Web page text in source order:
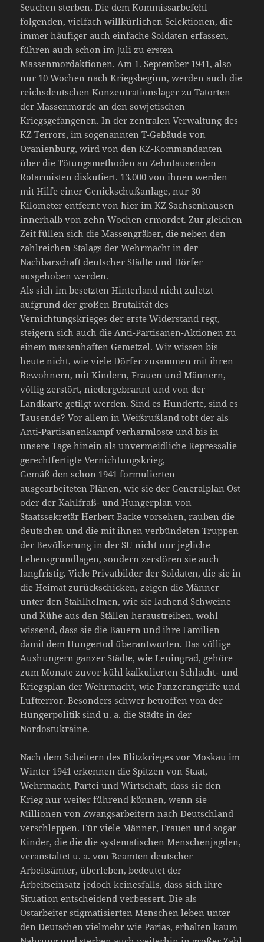
Seuchen sterben. Die dem Kommissarbefehl
folgenden, vielfach willkürlichen Selektionen, die
immer häufiger auch einfache Soldaten erfassen,
führen auch schon im Juli zu ersten
Massenmordaktionen. Am 1. September 1941, also
nur 10 Wochen nach Kriegsbeginn, werden auch die
reichsdeutschen Konzentrationslager zu Tatorten
der Massenmorde an den sowjetischen
Kriegsgefangenen. In der zentralen Verwaltung des
KZ Terrors, im sogenannten T-Gebäude von
Oranienburg, wird von den KZ-Kommandanten
über die Tötungsmethoden an Zehntausenden
Rotarmisten diskutiert. 13.000 von ihnen werden
mit Hilfe einer Genickschußanlage, nur 30
Kilometer entfernt von hier im KZ Sachsenhausen
innerhalb von zehn Wochen ermordet. Zur gleichen
Zeit füllen sich die Massengräber, die neben den
zahlreichen Stalags der Wehrmacht in der
Nachbarschaft deutscher Städte und Dörfer
ausgehoben werden.
Als sich im besetzten Hinterland nicht zuletzt
aufgrund der großen Brutalität des
Vernichtungskrieges der erste Widerstand regt,
steigern sich auch die Anti-Partisanen-Aktionen zu
einem massenhaften Gemetzel. Wir wissen bis
heute nicht, wie viele Dörfer zusammen mit ihren
Bewohnern, mit Kindern, Frauen und Männern,
völlig zerstört, niedergebrannt und von der
Landkarte getilgt werden. Sind es Hunderte, sind es
Tausende? Vor allem in Weißrußland tobt der als
Anti-Partisanenkampf verharmloste und bis in
unsere Tage hinein als unvermeidliche Repressalie
gerechtfertigte Vernichtungskrieg,
Gemäß den schon 1941 formulierten
ausgearbeiteten Plänen, wie sie der Generalplan Ost
oder der Kahlfraß- und Hungerplan von
Staatssekretär Herbert Backe vorsehen, rauben die
deutschen und die mit ihnen verbündeten Truppen
der Bevölkerung in der SU nicht nur jegliche
Lebensgrundlagen, sondern zerstören sie auch
langfristig. Viele Privatbilder der Soldaten, die sie in
die Heimat zurückschicken, zeigen die Männer
unter den Stahlhelmen, wie sie lachend Schweine
und Kühe aus den Ställen heraustreiben, wohl
wissend, dass sie die Bauern und ihre Familien
damit dem Hungertod überantworten. Das völlige
Aushungern ganzer Städte, wie Leningrad, gehöre
zum Monate zuvor kühl kalkulierten Schlacht- und
Kriegsplan der Wehrmacht, wie Panzerangriffe und
Luftterror. Besonders schwer betroffen von der
Hungerpolitik sind u. a. die Städte in der
Nordostukraine.
Nach dem Scheitern des Blitzkrieges vor Moskau im
Winter 1941 erkennen die Spitzen von Staat,
Wehrmacht, Partei und Wirtschaft, dass sie den
Krieg nur weiter führend können, wenn sie
Millionen von Zwangsarbeitern nach Deutschland
verschleppen. Für viele Männer, Frauen und sogar
Kinder, die die die systematischen Menschenjagden,
veranstaltet u. a. von Beamten deutscher
Arbeitsämter, überleben, bedeutet der
Arbeitseinsatz jedoch keinesfalls, dass sich ihre
Situation entscheidend verbessert. Die als
Ostarbeiter stigmatisierten Menschen leben unter
den Deutschen vielmehr wie Parias, erhalten kaum